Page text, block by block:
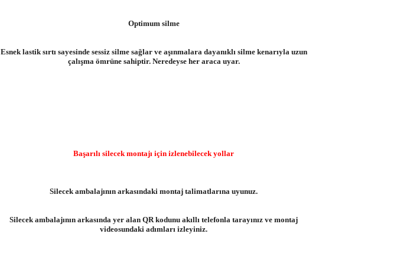
Optimum silme
Esnek lastik sırtı sayesinde sessiz silme sağlar ve aşınmalara dayanıklı silme kenarıyla uzun
çalışma ömrüne sahiptir. Neredeyse her araca uyar.
Başarılı silecek montajı için izlenebilecek yollar
Silecek ambalajının arkasındaki montaj talimatlarına uyunuz.
Silecek ambalajının arkasında yer alan QR kodunu akıllı telefonla tarayınız ve montaj
videosundaki adımları izleyiniz.